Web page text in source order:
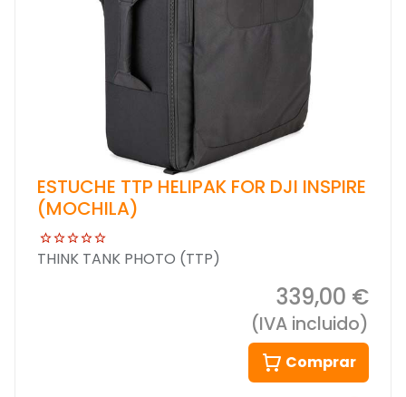
ESTUCHE TTP HELIPAK FOR DJI INSPIRE
(MOCHILA)
THINK TANK PHOTO (TTP)
339,00 €
(IVA incluido)
Comprar